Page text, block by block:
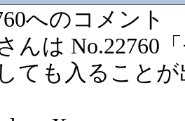
へのコメント
んは No.22760
ても入ること